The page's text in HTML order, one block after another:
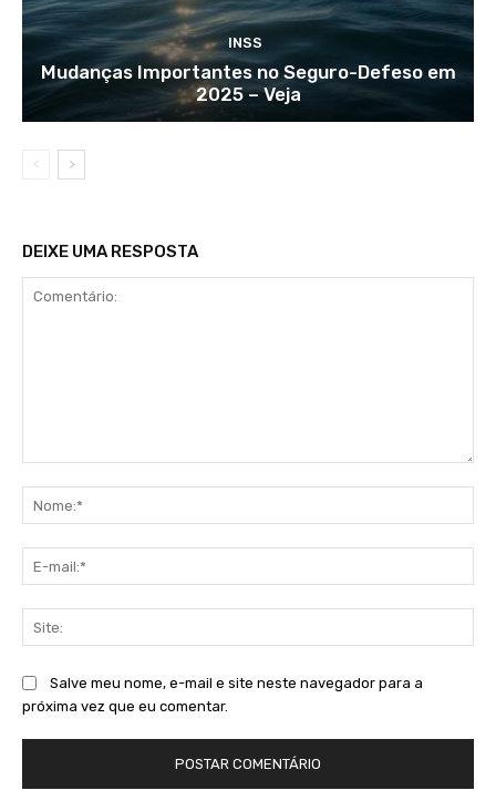
INSS
Mudanças Importantes no Seguro-Defeso em
2025 – Veja
DEIXE UMA RESPOSTA
Salve meu nome, e-mail e site neste navegador para a
próxima vez que eu comentar.